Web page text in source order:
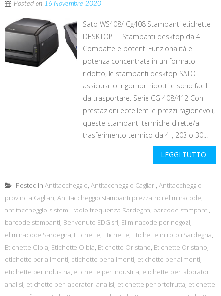
Posted on 16 Novembre 2020
Sato WS408/ Cg408 Stampanti etichette
DESKTOP Stampanti desktop da 4"
Compatte e potenti Funzionalità e
potenza concentrate in un formato
ridotto, le stampanti desktop SATO
assicurano ingombri ridotti e sono facili
da trasportare. Serie CG 408/412 Con
prestazioni eccellenti e prezzi ragionevoli,
queste stampanti termiche dirette/a
trasferimento termico da 4", 203 o 30...
LEGGI TUTTO
Posted in Antitaccheggio, Antitaccheggio Cagliari, Antitaccheggio
provincia Cagliari, Antitaccheggio stampanti prezzatrici eliminacode,
antitaccheggio-sistemi- radio frequenza Sardegna, barcode stampanti,
barcode stampanti, Benvenuto EDG srl, Eliminacode per negozi,
eliminacode Sardegna, Etichette, Etichette, Etichette in rotoli Sardegna,
Etichette Olbia, Etichette Olbia, Etichette Oristano, Etichette Oristano,
etichette per alimenti, etichette per alimenti, etichette per alimenti,
etichette per industria, etichette per industria, etichette per laboratori
analisi, etichette per laboratori analisi, etichette per ortofrutta, etichette